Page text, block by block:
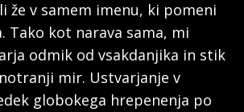
že v samem imenu, ki pomeni
Tako kot narava sama, mi
odmik od vsakdanjika in stik
mir. Ustvarjanje v
globokega hrepenenja po